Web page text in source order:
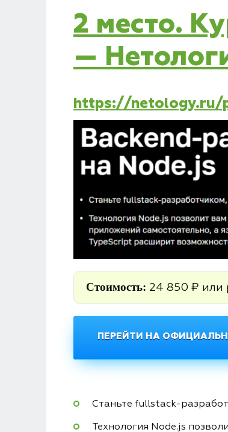
2 место.
—
https://netology.ru/
Стоимость: 24 850 ₽ или
ПЕРЕЙТИ НА
Станьте fullstack-
Технология Node.js